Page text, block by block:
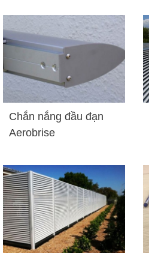
Chắn nắng đầu đạn
Aerobrise